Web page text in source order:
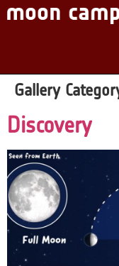
Gallery
Discovery